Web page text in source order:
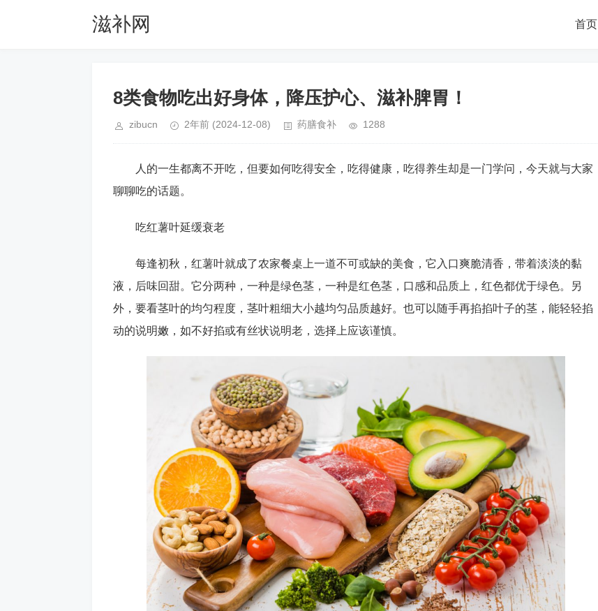
滋补网 首页
8类食物吃出好身体，降压护心、滋补脾胃！
zibucn 2年前 (2024-12-08) 药膳食补 1288
人的一生都离不开吃，但要如何吃得安全，吃得健康，吃得养生却是一门学问，今天就与大家
聊聊吃的话题。
吃红薯叶延缓衰老
每逢初秋，红薯叶就成了农家餐桌上一道不可或缺的美食，它入口爽脆清香，带着淡淡的黏
液，后味回甜。它分两种，一种是绿色茎，一种是红色茎，口感和品质上，红色都优于绿色。另
外，要看茎叶的均匀程度，茎叶粗细大小越均匀品质越好。也可以随手再掐掐叶子的茎，能轻轻掐
动的说明嫩，如不好掐或有丝状说明老，选择上应该谨慎。